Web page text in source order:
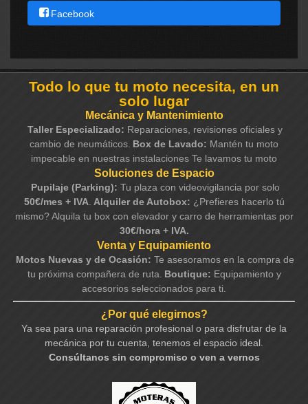
Facebook
Todo lo que tu moto necesita, en un
solo lugar
Mecánica y Mantenimiento
Taller Especializado: Reparaciones, revisiones oficiales y
cambio de neumáticos. Box de Lavado: Mantén tu moto
impecable en nuestras instalaciones Te lavamos tu moto
Soluciones de Espacio
Pupilaje (Parking): Tu plaza con videovigilancia por solo
50€/mes + IVA. Alquiler de Autobox: ¿Prefieres hacerlo tú
mismo? Alquila tu box con elevador y carro de herramientas por
30€/hora + IVA.
Venta y Equipamiento
Motos Nuevas y de Ocasión: Te asesoramos en la compra de
tu próxima compañera de ruta. Boutique: Equipamiento y
accesorios seleccionados para ti.
¿Por qué elegirnos?
Ya sea para una reparación profesional o para disfrutar de la
mecánica por tu cuenta, tenemos el espacio ideal.
Consúltanos sin compromiso o ven a vernos